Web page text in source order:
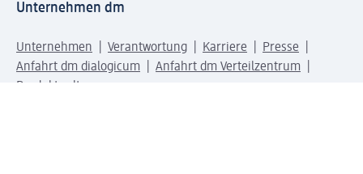
Unternehmen dm
Unternehmen Verantwortung Karriere
Presse
Anfahrt dm dialogicum
Anfahrt dm Verteilzentrum
Produktwelten